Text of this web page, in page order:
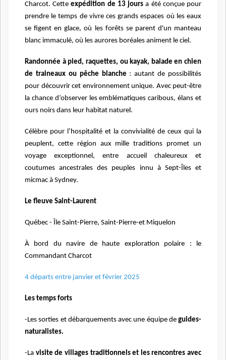
Charcot. Cetteexpédition de 13 jours a été conçue pour
prendre le temps de vivre ces grands espaces où les eaux
se figent en glace, où les forêts se parent d'un manteau
blanc immaculé, où les aurores boréales animent le ciel.
Randonnée à pied, raquettes, ou kayak, balade en chien
de traineaux ou pêche blanche : autant de possibilités
pour découvrir cet environnement unique. Avec peut-être
la chance d’observer les emblématiques caribous, élans et
ours noirs dans leur habitat naturel.
Célèbre pour l’hospitalité et la convivialité de ceux qui la
peuplent, cette région aux mille traditions promet un
voyage exceptionnel, entre accueil chaleureux et
coutumes ancestrales des peuples innu à Sept-Îles et
micmac à Sydney.
Le fleuve Saint-Laurent
Québec - Île Saint-Pierre, Saint-Pierre-et Miquelon
À bord du navire de haute exploration polaire : l e
Commandant Charcot
4 départs entre janvier et février 2025
Les temps forts
-Les sorties et débarquements avec une équipe de guides-
naturalistes.
-La visite de villages traditionnels et les rencontres avec